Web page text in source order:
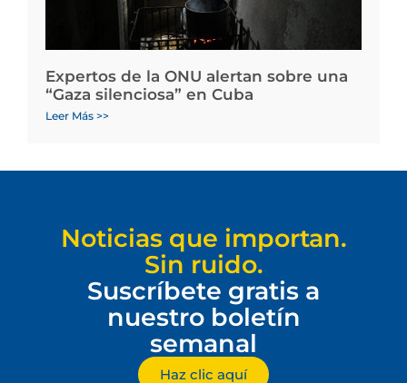
Expertos de la ONU alertan sobre una
“Gaza silenciosa” en Cuba
Leer Más >>
Noticias que importan.
Sin ruido.
Suscríbete gratis a
nuestro boletín
semanal
Haz clic aquí